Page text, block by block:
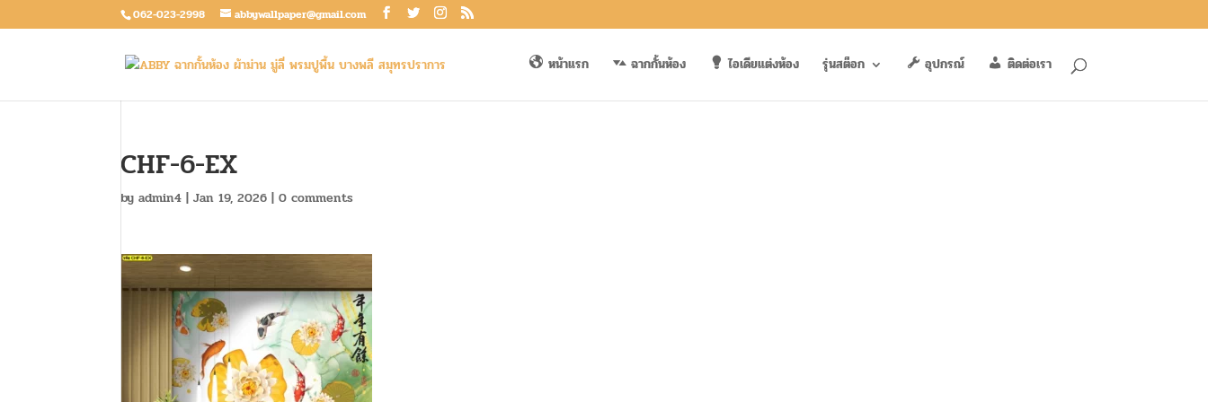
062-023-2998 abbywallpaper@gmail.com
หน้าแรก ฉากกั้นห้อง ไอเดียแต่งห้อง รุ่นสต็อก อุปกรณ์ ติดต่อเรา
CHF-6-EX
byadmin4 |Jan 19, 2026 |0 comments